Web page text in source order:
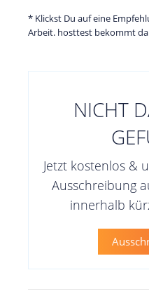
* Klickst Du auf eine
Arbeit. hosttest bekommt
NICHT
Jetzt kostenlos &
Ausschreibung
innerhalb